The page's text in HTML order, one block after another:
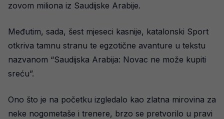
zovom miliona iz Saudijske Arabije.
Međutim, sada, šest mjeseci kasnije, katalonski Sport
otkriva tamnu stranu te egzotične avanture u tekstu
nazvanom “Saudijska Arabija: Novac ne može kupiti
sreću”.
Ono što je na početku izgledalo kao zlatna mirovina za
neke nogometaše i trenere, brzo se pretvorilo u pravi